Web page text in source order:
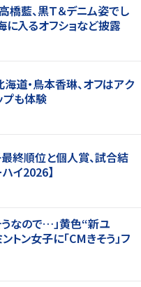
高橋藍、黒Ｔ＆デニム姿でし
入るオフショなど披露
海道・鳥本香琳、オフはアク
も体験
順位と個人賞、試合結
イ2026】
うなので…」黄色“新ユ
トン女子に「CMきそう」フ